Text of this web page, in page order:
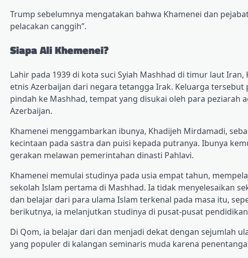
Trump sebelumnya mengatakan bahwa Khamenei dan
pelacakan canggih”.
Siapa Ali Khemenei?
Lahir pada 1939 di kota suci Syiah Mashhad di timur laut
etnis Azerbaijan dari negara tetangga Irak. Keluarga
pindah ke Mashhad, tempat yang disukai oleh para peziarah
Azerbaijan.
Khamenei menggambarkan ibunya, Khadijeh Mirdamadi,
kecintaan pada sastra dan puisi kepada putranya. Ibunya
gerakan melawan pemerintahan dinasti Pahlavi.
Khamenei memulai studinya pada usia empat tahun,
sekolah Islam pertama di Mashhad. Ia tidak menyelesaikan
dan belajar dari para ulama Islam terkenal pada masa itu,
berikutnya, ia melanjutkan studinya di pusat-pusat
Di Qom, ia belajar dari dan menjadi dekat dengan sejumlah
yang populer di kalangan seminaris muda karena